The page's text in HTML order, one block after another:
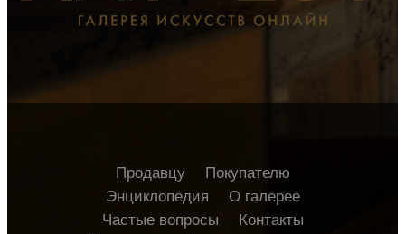
Продавцу
Покупателю
Энциклопедия
О галерее
Частые вопросы
Контакты